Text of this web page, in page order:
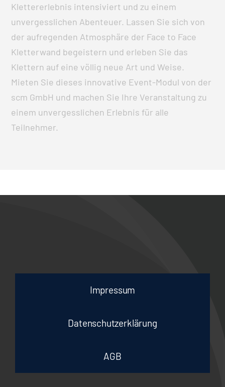
Klettererlebnis intensiviert und zu einem
unvergesslichen Abenteuer. Lassen Sie sich von
der aufregenden Atmosphäre der Face to Face
Kletterwand begeistern und erleben Sie das
Klettern auf eine völlig neue Art und Weise.
Mieten Sie dieses innovative Event-Modul von der
scm GmbH und machen Sie Ihre Veranstaltung zu
einem unvergesslichen Erlebnis für alle
Teilnehmer.
Impressum
Datenschutzerklärung
AGB